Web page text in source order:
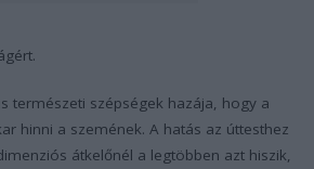
természeti szépségek hazája, hogy a
hinni a szemének. A hatás az úttesthez
átkelőnél a legtöbben azt hiszik,